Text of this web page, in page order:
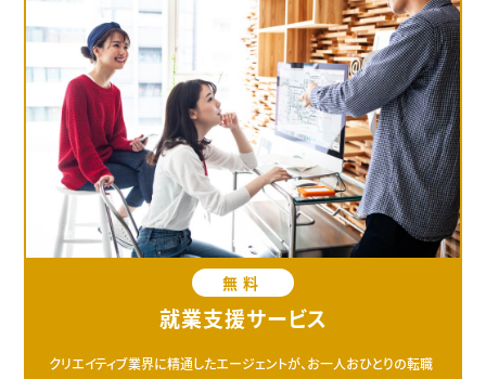
無料
就業支援サービス
クリエイティブ業界に精通したエージェントが、お一人おひとりの転職